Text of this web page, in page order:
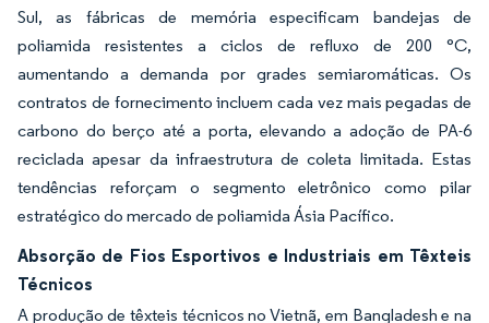
Sul, as fábricas de memória especificam bandejas de
poliamida resistentes a ciclos de refluxo de 200 °C,
aumentando a demanda por grades semiaromáticas. Os
contratos de fornecimento incluem cada vez mais pegadas de
carbono do berço até a porta, elevando a adoção de PA-6
reciclada apesar da infraestrutura de coleta limitada. Estas
tendências reforçam o segmento eletrônico como pilar
estratégico do mercado de poliamida Ásia Pacífico.
Absorção de Fios Esportivos e Industriais em Têxteis
Técnicos
A produção de têxteis técnicos no Vietnã, em Bangladesh e na